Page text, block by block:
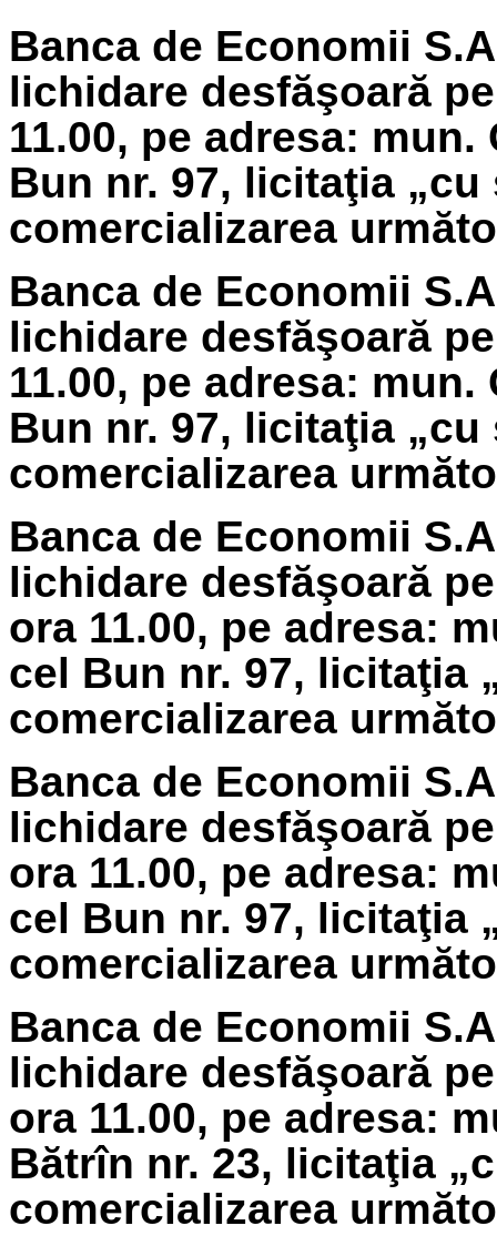
Banca de Economii
lichidare desfăşoară
11.00, pe adresa:
Bun nr. 97, licitaţia
comercializarea
Banca de Economii
lichidare desfăşoară
11.00, pe adresa:
Bun nr. 97, licitaţia
comercializarea
Banca de Economii
lichidare desfăşoară
ora 11.00, pe adresa:
cel Bun nr. 97, licitaţia
comercializarea
Banca de Economii
lichidare desfăşoară
ora 11.00, pe adresa:
cel Bun nr. 97, licitaţia
comercializarea
Banca de Economii
lichidare desfăşoară
ora 11.00, pe adresa:
Bătrîn nr. 23, licitaţia
comercializarea